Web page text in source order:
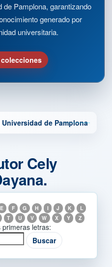
de Pamplona, garantizando
generado por
universitaria.
de Pamplona
Cely
E F G H I J K
L
T U V W X Y Z
letras: